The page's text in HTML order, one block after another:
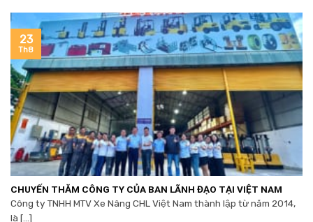
CHUYẾN THĂM CÔNG TY CỦA BAN LÃNH ĐẠO TẠI VIỆT NAM
Công ty TNHH MTV Xe Nâng CHL Việt Nam thành lập từ năm 2014,
là [...]
23
Th8